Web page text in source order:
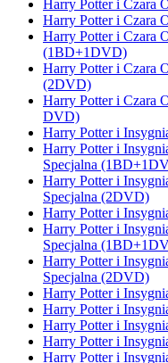
Harry Potter i Czara
Harry Potter i Czara
Harry Potter i Czara
(1BD+1DVD)
Harry Potter i Czara
(2DVD)
Harry Potter i Czara
DVD)
Harry Potter i
Harry Potter i
Specjalna
Harry Potter i
Specjalna (2DVD)
Harry Potter i
Harry Potter i
Specjalna
Harry Potter i
Specjalna (2DVD)
Harry Potter i
Harry Potter i
Harry Potter i
Harry Potter i
Harry Potter i